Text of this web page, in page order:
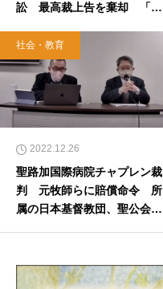
訟 最高裁上告を棄却 「ダ
脱会者証言の認定 裁判記録
に
社会・教育
2022.12.26
聖路加国際病院チャプレン裁
判 元牧師らに賠償命令 所
属の日本基督教団、聖公会